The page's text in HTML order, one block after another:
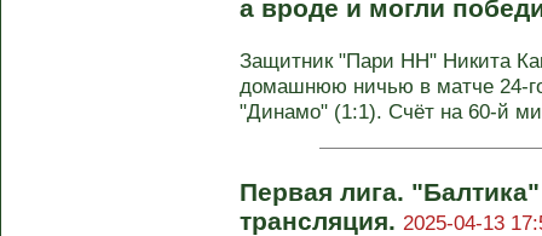
а вроде и могли
Защитник "Пари НН" Никита
домашнюю ничью в матче 24-
"Динамо" (1:1). Счёт на 60-й
Первая лига.
трансляция. 2025-04-13